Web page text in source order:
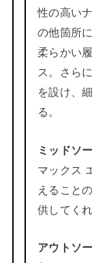
性の高い
の他箇所
柔らかい
ス。さら
を設け、
る。
ミッドソ
マックス
えること
供してくれ
アウトソ